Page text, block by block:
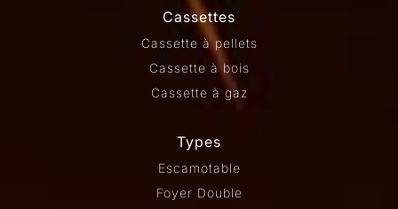
Cassettes
Cassette à pellets
Cassette à bois
Cassette à gaz
Types
Escamotable
Foyer Double